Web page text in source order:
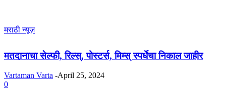
मराठी न्यूज़
मतदानाचा सेल्फी, रिल्स्, पोस्टर्स, मिम्स् स्पर्धेचा निकाल जाहीर
Vartaman Varta -April 25, 2024
0